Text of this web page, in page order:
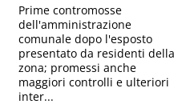
Prime contromosse
dell'amministrazione
comunale dopo l'esposto
presentato da residenti della
zona; promessi anche
maggiori controlli e ulteriori
inter...